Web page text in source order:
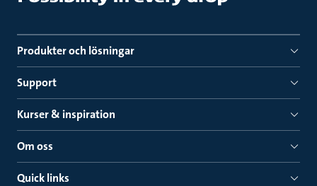
Produkter och lösningar
Support
Kurser & inspiration
Om oss
Quick links